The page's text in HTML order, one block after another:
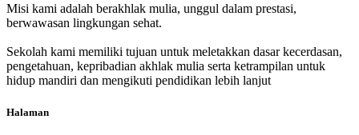
Misi kami adalah berakhlak mulia, unggul dalam prestasi,
berwawasan lingkungan sehat.
Sekolah kami memiliki tujuan untuk meletakkan dasar kecerdasan,
pengetahuan, kepribadian akhlak mulia serta ketrampilan untuk
hidup mandiri dan mengikuti pendidikan lebih lanjut
Halaman